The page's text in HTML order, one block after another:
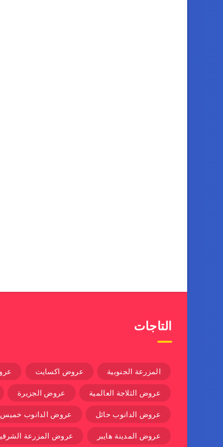
التاجات
المزرعة الجنوبية عروض اكسايت
عروض الثلاجة العالمية عروض الجزيرة
عروض الدانوب حائل عروض الدانوب
عروض المدينة هايبر عروض المزرعة